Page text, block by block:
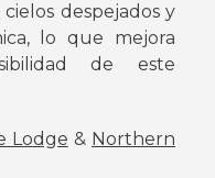
despejados y
lo que mejora
de este
Lodge & Northern